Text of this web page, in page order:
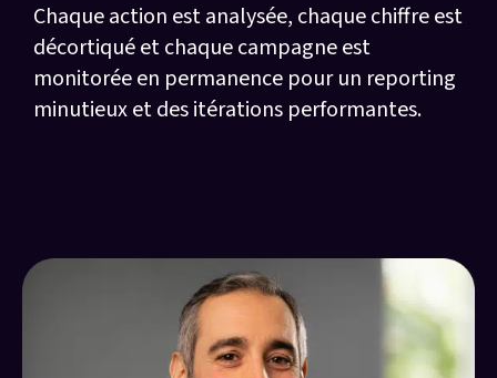
Chaque action est analysée, chaque chiffre est
décortiqué et chaque campagne est
monitorée en permanence pour un reporting
minutieux et des itérations performantes.